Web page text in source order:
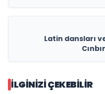
Latin dansları
İLGINIZI ÇEKEBILIR